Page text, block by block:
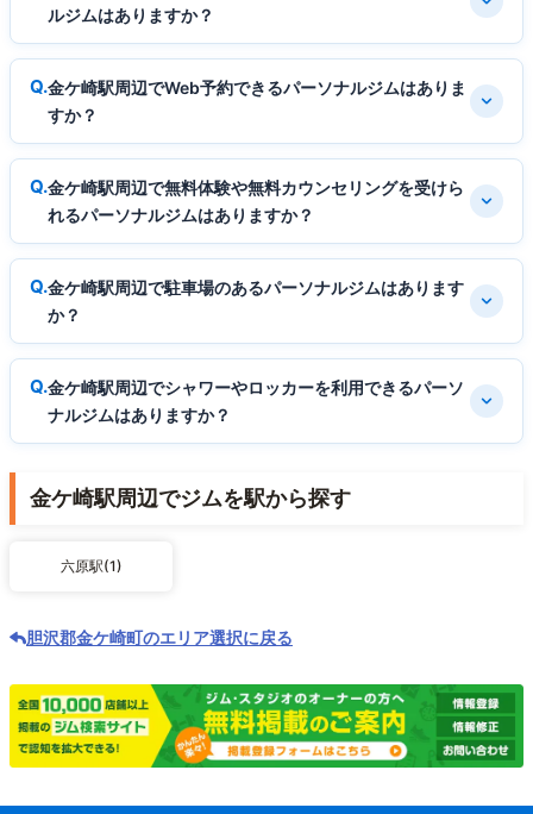
ルジムはありますか？
金ケ崎駅周辺でWeb予約できるパーソナルジムはありま
すか？
金ケ崎駅周辺で無料体験や無料カウンセリングを受けら
れるパーソナルジムはありますか？
金ケ崎駅周辺で駐車場のあるパーソナルジムはあります
か？
金ケ崎駅周辺でシャワーやロッカーを利用できるパーソ
ナルジムはありますか？
金ケ崎駅周辺でジムを駅から探す
六原駅(1)
胆沢郡金ケ崎町のエリア選択に戻る